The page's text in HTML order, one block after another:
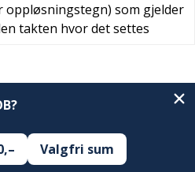
oppløsningstegn) som gjelder
takten hvor det settes
Valgfri sum